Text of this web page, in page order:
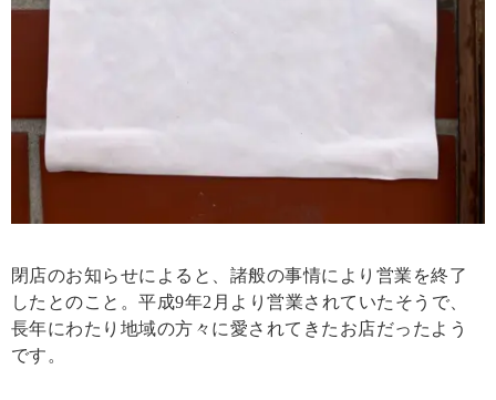
閉店のお知らせによると、諸般の事情により営業を終了
したとのこと。平成9年2月より営業されていたそうで、
長年にわたり地域の方々に愛されてきたお店だったよう
です。